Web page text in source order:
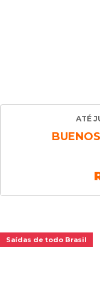
ATÉ
Saídas de todo Brasil